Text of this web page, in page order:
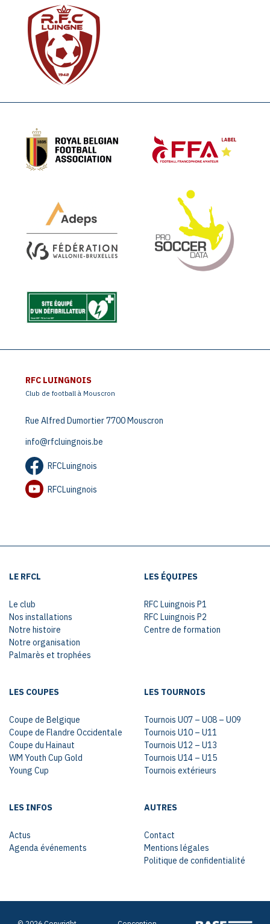
RFC LUINGNOIS
Club de football à Mouscron
Rue Alfred Dumortier 7700 Mouscron
info@rfcluingnois.be
RFCLuingnois
RFCLuingnois
LE RFCL
Le club
Nos installations
Notre histoire
Notre organisation
Palmarès et trophées
LES ÉQUIPES
RFC Luingnois P1
RFC Luingnois P2
Centre de formation
LES COUPES
Coupe de Belgique
Coupe de Flandre Occidentale
Coupe du Hainaut
WM Youth Cup Gold
Young Cup
LES TOURNOIS
Tournois U07 – U08 – U09
Tournois U10 – U11
Tournois U12 – U13
Tournois U14 – U15
Tournois extérieurs
LES INFOS
Actus
Agenda événements
AUTRES
Contact
Mentions légales
Politique de confidentialité